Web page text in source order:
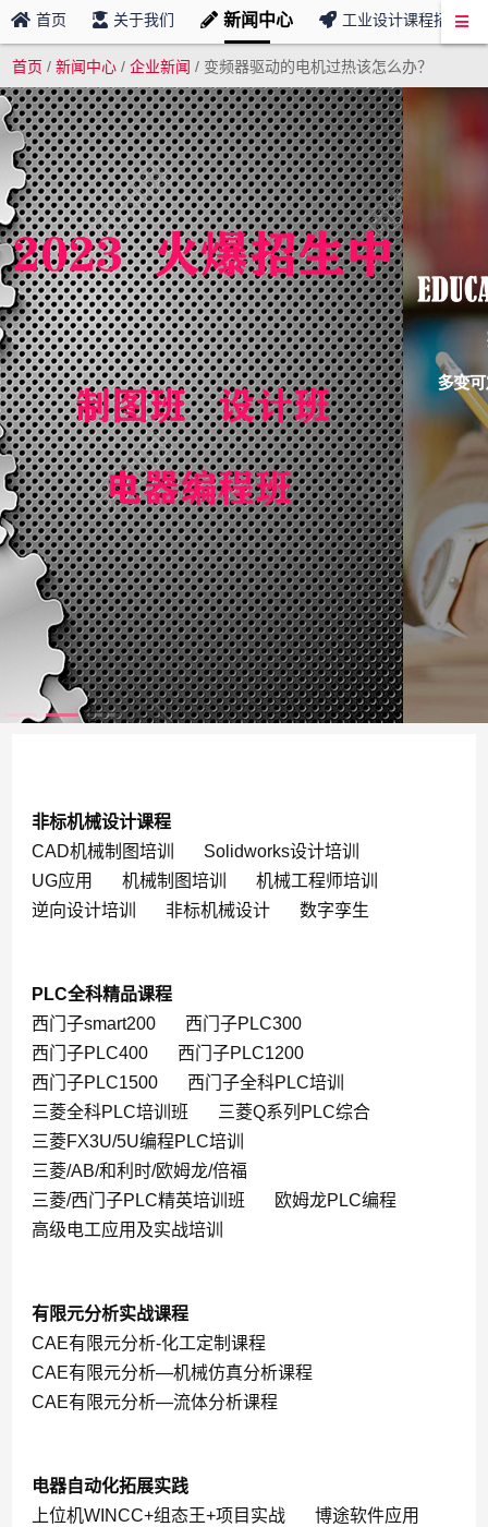
首页 关于我们 新闻中心 工业设计课程招募
首页 /新闻中心 /企业新闻 / 变频器驱动的电机过热该怎么办？
非标机械设计课程
CAD机械制图培训
Solidworks设计培训
UG应用
机械制图培训
机械工程师培训
逆向设计培训
非标机械设计 数字孪生
PLC全科精品课程
西门子smart200
西门子PLC300
西门子PLC400
西门子PLC1200
西门子PLC1500
西门子全科PLC培训
三菱全科PLC培训班
三菱Q系列PLC综合
三菱FX3U/5U编程PLC培训
三菱/AB/和利时/欧姆龙/倍福
三菱/西门子PLC精英培训班
欧姆龙PLC编程
高级电工应用及实战培训
有限元分析实战课程
CAE有限元分析-化工定制课程
CAE有限元分析—机械仿真分析课程
CAE有限元分析—流体分析课程
电器自动化拓展实践
上位机WINCC+组态王+项目实战
博途软件应用